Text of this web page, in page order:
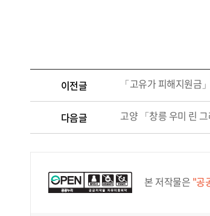
이전글 「고유가 피해지원금
다음글 고양 「창릉 우미 린
본 저작물은 "공